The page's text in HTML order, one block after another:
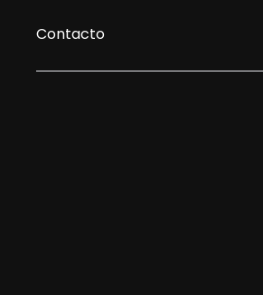
Contacto